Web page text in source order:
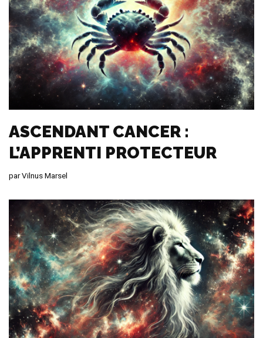
ASCENDANT CANCER :
L’APPRENTI PROTECTEUR
parVilnus Marsel